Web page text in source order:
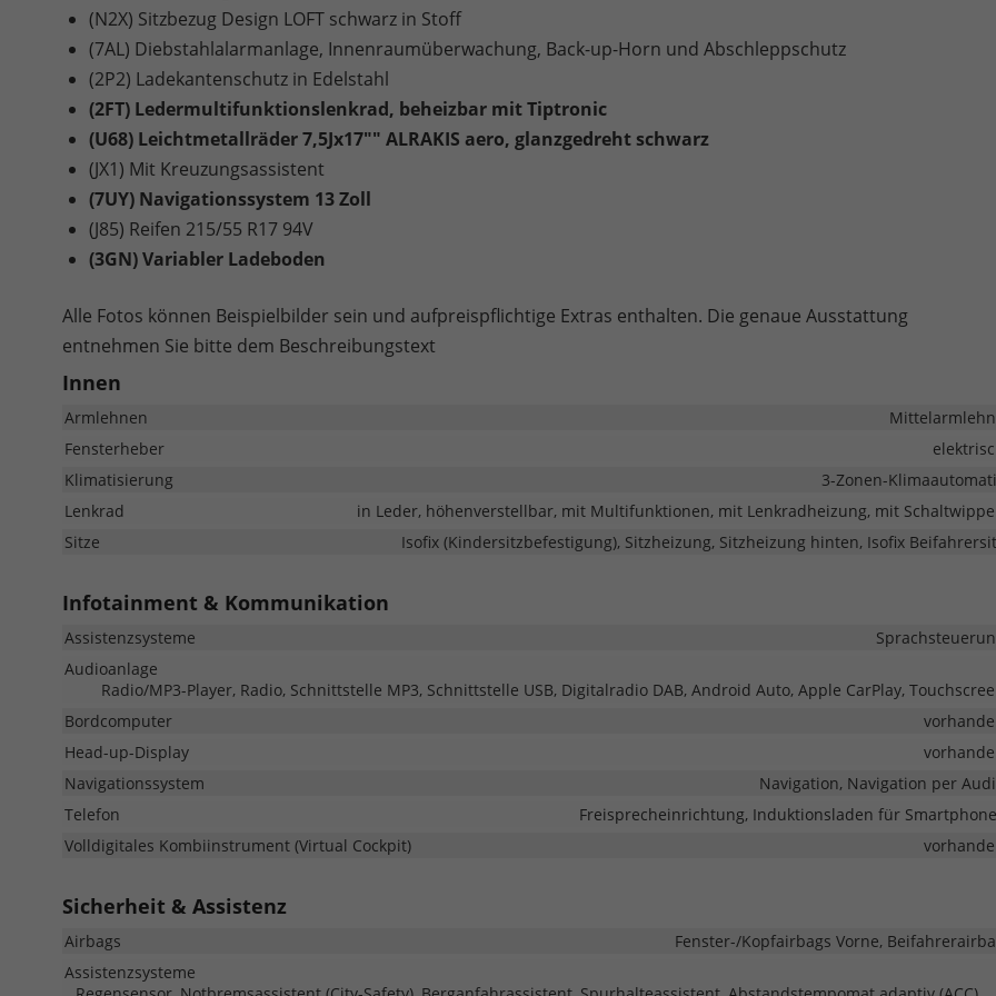
(N2X) Sitzbezug Design LOFT schwarz in Stoff
(7AL) Diebstahlalarmanlage, Innenraumüberwachung, Back-up-Horn und Abschleppschutz
(2P2) Ladekantenschutz in Edelstahl
(2FT) Ledermultifunktionslenkrad, beheizbar mit Tiptronic
(U68) Leichtmetallräder 7,5Jx17"" ALRAKIS aero, glanzgedreht schwarz
(JX1) Mit Kreuzungsassistent
(7UY) Navigationssystem 13 Zoll
(J85) Reifen 215/55 R17 94V
(3GN) Variabler Ladeboden
Alle Fotos können Beispielbilder sein und aufpreispflichtige Extras enthalten. Die genaue Ausstattung
entnehmen Sie bitte dem Beschreibungstext
Innen
Armlehnen
Fensterheber
Klimatisierung
3-Zonen-
Lenkrad
in Leder, höhenverstellbar, mit Multifunktionen, mit Lenkradheizung, mit
Sitze
Isofix (Kindersitzbefestigung), Sitzheizung, Sitzheizung hinten, Isofix
Infotainment & Kommunikation
Assistenzsysteme
Audioanlage
Radio/MP3-Player, Radio, Schnittstelle MP3, Schnittstelle USB, Digitalradio DAB, Android Auto, Apple CarPlay,
Bordcomputer
Head-up-Display
Navigationssystem
Navigation, Navigation per
Telefon
Freisprecheinrichtung, Induktionsladen für
Volldigitales Kombiinstrument (Virtual Cockpit)
Sicherheit & Assistenz
Airbags
Fenster-/Kopfairbags Vorne,
Assistenzsysteme